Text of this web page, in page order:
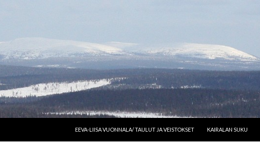
EEVA-LIISA VUONNALA/ TAULUT JA VEISTOKSET
KAIRALAN SUKU